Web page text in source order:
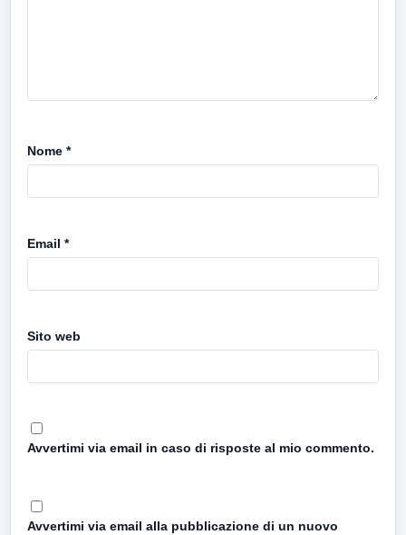
Nome *
Email *
Sito web
Avvertimi via email in caso di risposte al mio commento.
Avvertimi via email alla pubblicazione di un nuovo